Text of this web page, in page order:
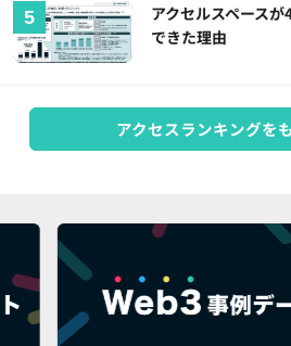
アクセルスペース
できた理由
アクセスランキングを